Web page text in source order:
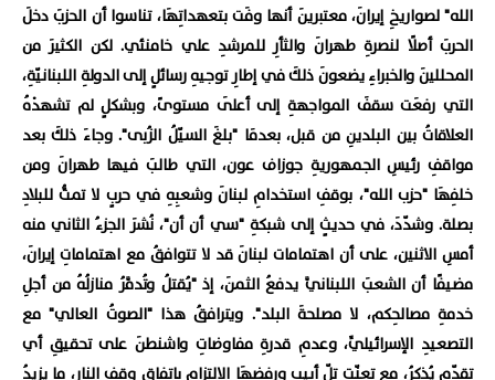
الله" لصواريخِ إيرانَ، معتبرينَ أنها وفَت بتعهداتِهَا، تناسوا أن الحزبَ دخلَ
الحربَ أصلًا لنصرةِ طهرانَ والثأرِ للمرشدِ علي خامنئي. لكن الكثيرَ من
المحللينَ والخبراءِ يضعونَ ذلكَ في إطارِ توجيهِ رسائلٍ إلى الدولةِ اللبنانيّةِ،
التي رفعَت سقفَ المواجهةِ إلى أعلَى مستوىً، وبشكلٍ لم تشهدْهُ
العلاقاتُ بين البلدينِ من قبل، بعدمَا "بلغَ السيّلُ الزُبى". وجاءَ ذلكَ بعد
مواقفِ رئيسِ الجمهوريةِ جوزاف عون، التي طالبَ فيها طهرانَ ومن
خلفِهَا "حزب الله"، بوقفِ استخدامِ لبنانَ وشعبِهِ في حربٍ لا تمتُّ للبلادِ
بصلة. وشدّدَ، في حديثٍ إلى شبكةِ "سي أن أن"، نُشرَ الجزءُ الثاني منه
أمسِ الاثنين، على أن اهتمامات لبنانَ قد لا تتوافقُ مع اهتماماتِ إيرانَ،
مضيفًا أن الشعبَ اللبنانيَّ يدفعُ الثمنَ، إذ "يُقتلُ وتُدمَّرُ منازلُهُ من أجلِ
خدمةِ مصالحِكم، لا مصلحةَ البلد". ويترافقُ هذا "الصوتُ العالي" مع
التصعيدِ الإسرائيليِّ، وعدمِ قدرةِ مفاوضاتِ واشنطنَ على تحقيقِ أي
تقدّمٍ يُذكرُ، مع تعنّتِ تلّ أبيب ورفضِهَا الالتزامِ باتفاقِ وقفِ النارِ، ما يزيدُ